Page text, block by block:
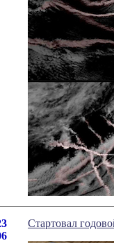
Стартовал